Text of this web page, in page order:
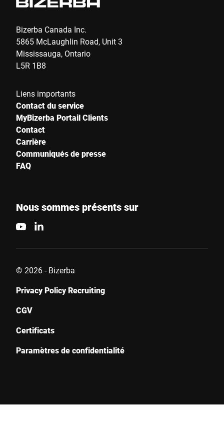
Bizerba Canada Inc.
5865 McLaughlin Road, Unit 3
Mississauga, Ontario
L5R 1B8
Liens importants
Contact du service
MyBizerba Portail Clients
Contact
Carrière
Communiqués de presse
FAQ
Nous sommes présents sur
© 2026 - Bizerba
Privacy Policy Recruiting
CGV
Certificats
Paramètres de confidentialité